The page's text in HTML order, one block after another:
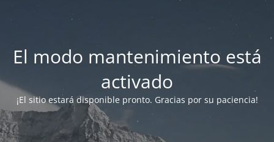
El modo mantenimiento está
activado
¡El sitio estará disponible pronto. Gracias por su paciencia!